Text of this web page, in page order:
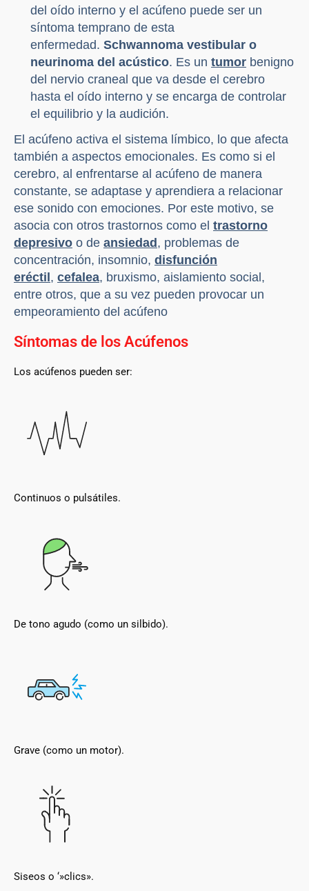
del oído interno y el acúfeno puede ser un
síntoma temprano de esta
enfermedad. Schwannoma vestibular o
neurinoma del acústico. Es un tumor benigno
del nervio craneal que va desde el cerebro
hasta el oído interno y se encarga de controlar
el equilibrio y la audición.
El acúfeno activa el sistema límbico, lo que afecta
también a aspectos emocionales. Es como si el
cerebro, al enfrentarse al acúfeno de manera
constante, se adaptase y aprendiera a relacionar
ese sonido con emociones. Por este motivo, se
asocia con otros trastornos como el trastorno
depresivo o de ansiedad, problemas de
concentración, insomnio, disfunción
eréctil, cefalea, bruxismo, aislamiento social,
entre otros, que a su vez pueden provocar un
empeoramiento del acúfeno
Síntomas de los Acúfenos
Los acúfenos pueden ser:
Continuos o pulsátiles.
De tono agudo (como un silbido).
Grave (como un motor).
Siseos o ‘»clics».